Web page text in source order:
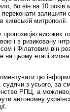
бо він на 10
залишити
митрополії.
високих
і в ризиковану
і Філатовим він
цьому етапі змова
цю
судячи з усього, за
РПЦ, а можливо,
автономну